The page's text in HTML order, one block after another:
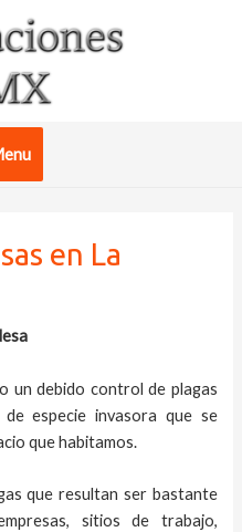
en La
un debido control de plagas
especie invasora que se
que habitamos.
que resultan ser bastante
sitios de trabajo,